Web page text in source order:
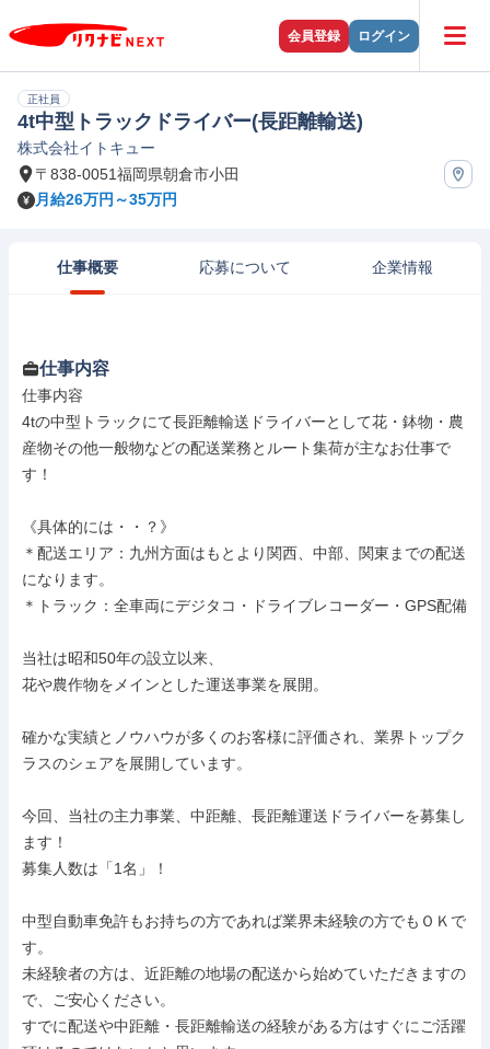
会員登録 ログイン
正社員
4t中型トラックドライバー(長距離輸送)
株式会社イトキュー
〒838-0051福岡県朝倉市小田
月給26万円～35万円
仕事概要 応募について 企業情報
仕事内容
仕事内容
4tの中型トラックにて長距離輸送ドライバーとして花・鉢物・農
産物その他一般物などの配送業務とルート集荷が主なお仕事で
す！
《具体的には・・？》
＊配送エリア：九州方面はもとより関西、中部、関東までの配送
になります。
＊トラック：全車両にデジタコ・ドライブレコーダー・GPS配備
当社は昭和50年の設立以来、
花や農作物をメインとした運送事業を展開。
確かな実績とノウハウが多くのお客様に評価され、業界トップク
ラスのシェアを展開しています。
今回、当社の主力事業、中距離、長距離運送ドライバーを募集し
ます！
募集人数は「1名」！
中型自動車免許もお持ちの方であれば業界未経験の方でもＯＫで
す。
未経験者の方は、近距離の地場の配送から始めていただきますの
で、ご安心ください。
すでに配送や中距離・長距離輸送の経験がある方はすぐにご活躍